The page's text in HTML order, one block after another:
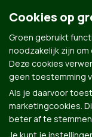
Cookies op
Groen gebruikt
noodzakelijk zijn
Deze cookies
geen toestemming
Als je daarvoor
marketingcookies.
beter af te